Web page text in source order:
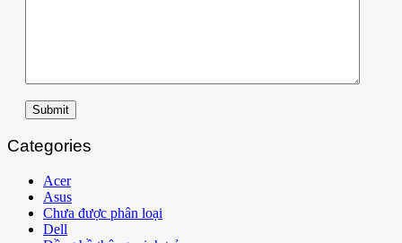
Submit
Categories
Acer
Asus
Chưa được phân loại
Dell